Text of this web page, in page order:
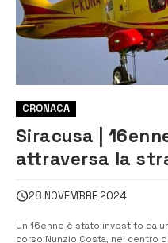
CRONACA
Siracusa |
attraversa la
28 NOVEMBRE 2024
Un 16enne è stato investito da
corso Nunzio Costa, nel centro